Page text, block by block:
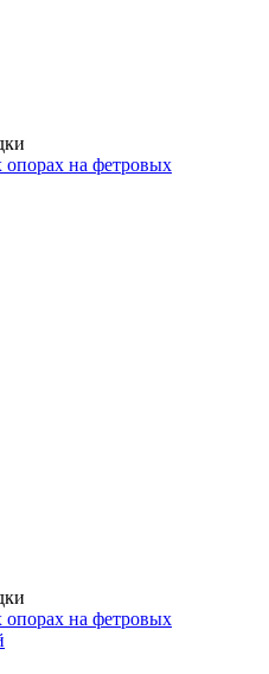
опорах на фетровых
опорах на фетровых